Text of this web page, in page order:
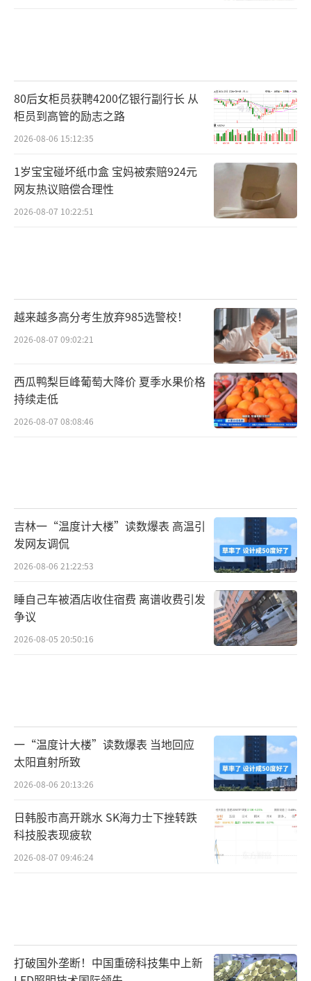
80后女柜员获聘4200亿银行副行长 从
柜员到高管的励志之路
2026-08-06 15:12:35
1岁宝宝碰坏纸巾盒 宝妈被索赔924元
网友热议赔偿合理性
2026-08-07 10:22:51
越来越多高分考生放弃985选警校！
2026-08-07 09:02:21
西瓜鸭梨巨峰葡萄大降价 夏季水果价格
持续走低
2026-08-07 08:08:46
吉林一“温度计大楼”读数爆表 高温引
发网友调侃
2026-08-06 21:22:53
睡自己车被酒店收住宿费 离谱收费引发
争议
2026-08-05 20:50:16
一“温度计大楼”读数爆表 当地回应
太阳直射所致
2026-08-06 20:13:26
日韩股市高开跳水 SK海力士下挫转跌
科技股表现疲软
2026-08-07 09:46:24
打破国外垄断！中国重磅科技集中上新